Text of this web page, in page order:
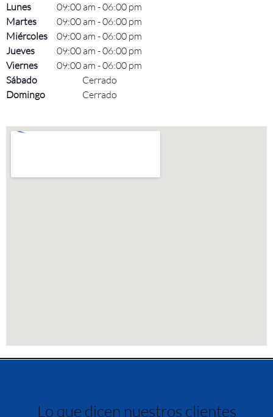
Lunes 09:00 am -06:00 pm
Martes
09:00 am -06:00 pm
Miércoles
09:00 am -06:00 pm
Jueves
09:00 am -06:00 pm
Viernes
09:00 am -06:00 pm
Sábado
Cerrado
Domingo
Cerrado
Lo que dicen nuestros clientes